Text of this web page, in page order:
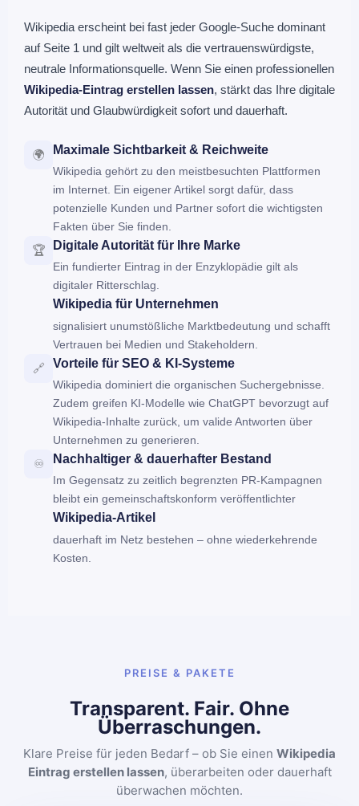
Wikipedia erscheint bei fast jeder Google-Suche dominant
auf Seite 1 und gilt weltweit als die vertrauenswürdigste,
neutrale Informationsquelle. Wenn Sie einen professionellen
Wikipedia-Eintrag erstellen lassen, stärkt das Ihre digitale
Autorität und Glaubwürdigkeit sofort und dauerhaft.
🌍 Maximale Sichtbarkeit & Reichweite
Wikipedia gehört zu den meistbesuchten Plattformen
im Internet. Ein eigener Artikel sorgt dafür, dass
potenzielle Kunden und Partner sofort die wichtigsten
Fakten über Sie finden.
🏆 Digitale Autorität für Ihre Marke
Ein fundierter Eintrag in der Enzyklopädie gilt als
digitaler Ritterschlag.
Wikipedia für Unternehmen
signalisiert unumstößliche Marktbedeutung und schafft
Vertrauen bei Medien und Stakeholdern.
🔗 Vorteile für SEO & KI-Systeme
Wikipedia dominiert die organischen Suchergebnisse.
Zudem greifen KI-Modelle wie ChatGPT bevorzugt auf
Wikipedia-Inhalte zurück, um valide Antworten über
Unternehmen zu generieren.
♾️ Nachhaltiger & dauerhafter Bestand
Im Gegensatz zu zeitlich begrenzten PR-Kampagnen
bleibt ein gemeinschaftskonform veröffentlichter
Wikipedia-Artikel
dauerhaft im Netz bestehen – ohne wiederkehrende
Kosten.
PREISE & PAKETE
Transparent. Fair. Ohne
Überraschungen.
Klare Preise für jeden Bedarf – ob Sie einen Wikipedia
Eintrag erstellen lassen, überarbeiten oder dauerhaft
überwachen möchten.